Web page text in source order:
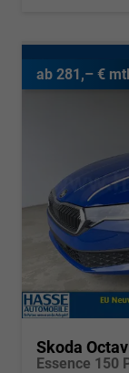
ab 281,– €
Skoda
Essence 150